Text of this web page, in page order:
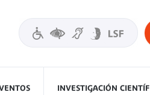
INVESTIGACIÓN